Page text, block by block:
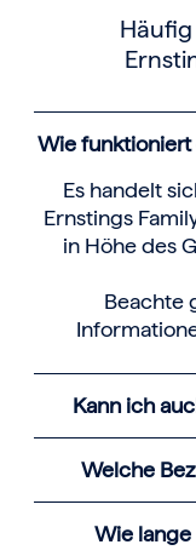
Wie funktioniert
Es handelt
Ernstings
in Höhe des
Beachte
Kann ich
Welche
Wie